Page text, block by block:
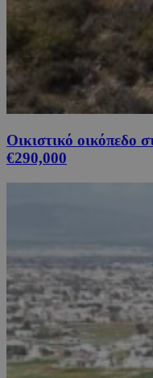
Οικιστικό οικόπεδο
€290,000